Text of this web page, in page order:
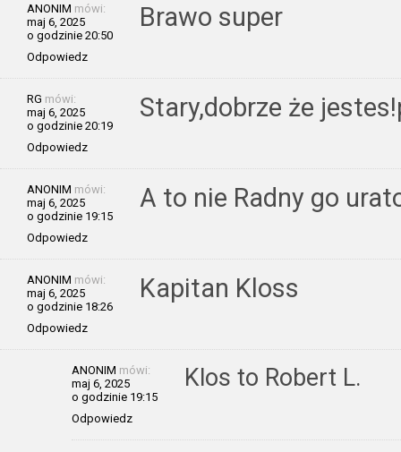
ANONIM mówi:
maj 6, 2025
o godzinie 20:50
Odpowiedz
Brawo super
RG mówi:
maj 6, 2025
o godzinie 20:19
Odpowiedz
Stary,dobrze że
ANONIM mówi:
maj 6, 2025
o godzinie 19:15
Odpowiedz
A to nie Radny go
ANONIM mówi:
maj 6, 2025
o godzinie 18:26
Odpowiedz
Kapitan Kloss
ANONIM mówi:
maj 6, 2025
o godzinie 19:15
Odpowiedz
Klos to Robert L.